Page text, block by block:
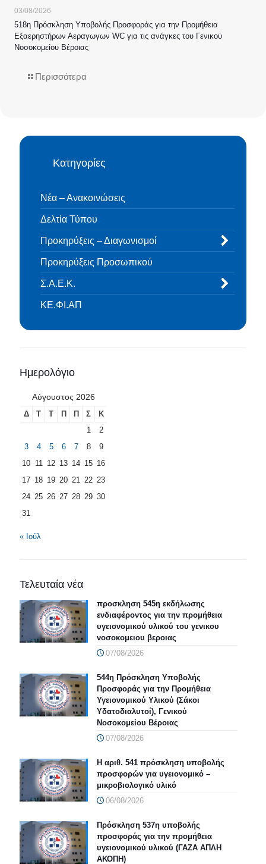
03/08/2026
518η Πρόσκληση Υποβολής Προσφοράς για την Προμήθεια
Εξαερηστήρων Αεραγωγων WC για τις ανάγκες του Γενικού
Νοσοκομείου Βέροιας
Περισσότερα
Κατηγορίες
Νέα – Ανακοινώσεις
Δελτία Τύπου
Προκηρύξεις – Διαγωνισμοί
Προκηρύξεις Προσωπικού
Σ.Α.Ε.Κ.
ΚΕ.ΦΙ.ΑΠ
Ημερολόγιο
Αύγουστος 2026
Δ Τ Τ Π Π Σ
Κ
1
2
3
4 5 6 7 8
9
10 11 12 13 14 15 16
17 18 19 20 21 22 23
24 25 26 27 28 29 30
31
« Ιούλ
Τελευταία νέα
προσκληση 545η εκδήλωσης
ενδιαφέροντος για την προμήθεια
υγειονομικού υλικού του γενικου
νοσοκομειου βεροιας
07/08/2026
544η Πρόσκληση Υποβολής
Προσφοράς για την Προμήθεια
Υγειονομικού Υλικού (Σάκοι
Υδατοδιαλυτοί), Γενικού
Νοσοκομείου Βέροιας
07/08/2026
Η αριθ. 541 πρόσκληση υποβολής
προσφορών για υγειονομικό –
μικροβιολογικό υλικό
06/08/2026
Πρόσκληση 537η υποβολής
προσφοράς για την προμήθεια
υγειονομικού υλικού (ΓΑΖΑ ΑΠΛΗ
ΑΚΟΠΗ)